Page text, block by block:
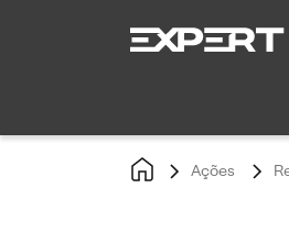
Ações